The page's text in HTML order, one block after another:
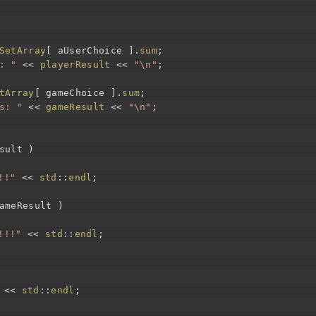
aUserChoice . sum ;
" << playerResult << "\n" ;
gameChoice . sum ;
" << gameResult << "\n" ;
)
<< std ::endl ;
)
<< std :: endl ;
<< std ::endl ;